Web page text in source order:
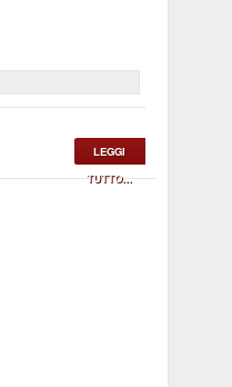
LEGGI
TUTTO...